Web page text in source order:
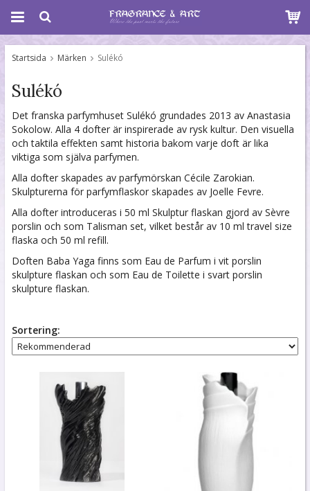
Startsida Märken Sulékó
Sulékó
Det franska parfymhuset Sulékó grundades 2013 av Anastasia
Sokolow. Alla 4 dofter är inspirerade av rysk kultur. Den visuella
och taktila effekten samt historia bakom varje doft är lika
viktiga som själva parfymen.
Alla dofter skapades av parfymörskan Cécile Zarokian.
Skulpturerna för parfymflaskor skapades av Joelle Fevre.
Alla dofter introduceras i 50 ml Skulptur flaskan gjord av Sèvre
porslin och som Talisman set, vilket består av 10 ml travel size
flaska och 50 ml refill.
Doften Baba Yaga finns som Eau de Parfum i vit porslin
skulpture flaskan och som Eau de Toilette i svart porslin
skulpture flaskan.
Sortering: